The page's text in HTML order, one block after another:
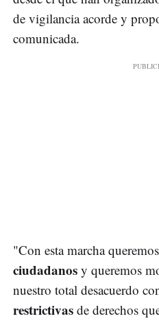
de vigilancia acorde y
comunicada.
"Con esta marcha queremos
ciudadanos y queremos
nuestro total desacuerdo
restrictivas de derechos